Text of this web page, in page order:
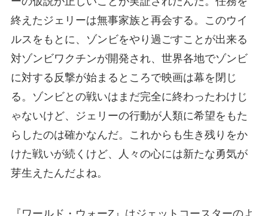
終えたジェリーは無事家族と再会する。このウイ
ルスをもとに、ゾンビをやり過ごすことが出来る
対ゾンビワクチンが開発され、世界各地でゾンビ
に対する反撃が始まるところで映画は幕を閉じ
る。ゾンビとの戦いはまだ完全に終わったわけじ
ゃないけど、ジェリーの行動が人類に希望をもた
らしたのは確かなんだ。これからも生き残りをか
けた戦いが続くけど、人々の心には新たな勇気が
芽生えたんだよね。
『ワールド・ウォーZ』はジェットコースターのよ